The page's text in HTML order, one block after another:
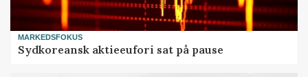
MARKEDSFOKUS
Sydkoreansk aktieeufori sat på pause